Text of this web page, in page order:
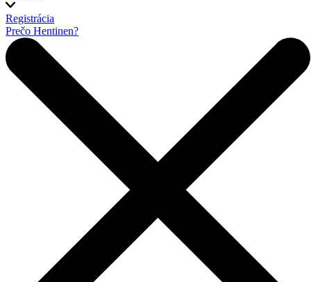
Registrácia
Prečo Hentinen?